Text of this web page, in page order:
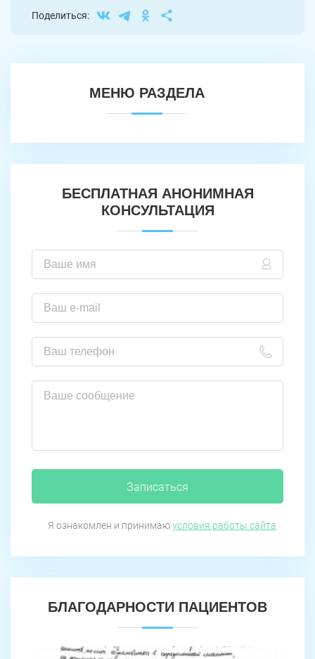
Поделиться:
МЕНЮ РАЗДЕЛА
БЕСПЛАТНАЯ АНОНИМНАЯ
КОНСУЛЬТАЦИЯ
Записаться
Я ознакомлен и принимаюусловия работы сайта
БЛАГОДАРНОСТИ ПАЦИЕНТОВ